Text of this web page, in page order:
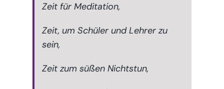
Zeit für Meditation,
Zeit, um Schüler und Lehrer zu
sein,
Zeit zum süßen Nichtstun,